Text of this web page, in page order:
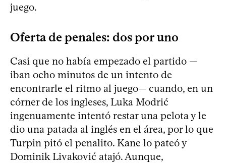
juego.
Oferta de penales: dos por uno
Casi que no había empezado el partido —
iban ocho minutos de un intento de
encontrarle el ritmo al juego— cuando, en un
córner de los ingleses, Luka Modrić
ingenuamente intentó restar una pelota y le
dio una patada al inglés en el área, por lo que
Turpin pitó el penalito. Kane lo pateó y
Dominik Livaković atajó. Aunque,